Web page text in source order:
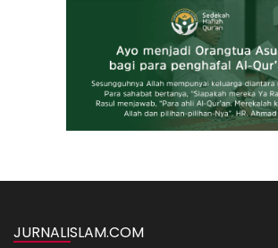
JURNALISLAM.COM